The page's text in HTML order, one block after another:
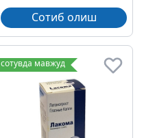
Сотиб олиш
сотувда мавжуд